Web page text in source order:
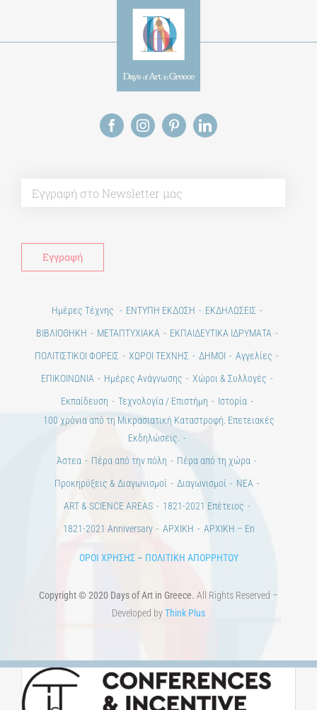
Ημέρες Τέχνης ΕΝΤΥΠΗ ΕΚΔΟΣΗ
ΕΚΔΗΛΩΣΕΙΣ
ΒΙΒΛΙΟΘΗΚΗ
ΜΕΤΑΠΤΥΧΙΑΚΑ
ΕΚΠΑΙΔΕΥΤΙΚΑ ΙΔΡΥΜΑΤΑ
ΠΟΛΙΤΙΣΤΙΚΟΙ ΦΟΡΕΙΣ
ΧΩΡΟΙ ΤΕΧΝΗΣ ΔΗΜΟΙ
Αγγελίες
ΕΠΙΚΟΙΝΩΝΙΑ
Ημέρες Ανάγνωσης
Χώροι & Συλλογές
Εκπαίδευση
Τεχνολογία / Επιστήμη
Ιστορία
100 χρόνια από τη Μικρασιατική Καταστροφή. Επετειακές
Εκδηλώσεις.
Άστεα
Πέρα από την πόλη
Πέρα από τη χώρα
Προκηρύξεις & Διαγωνισμοί
Διαγωνισμοί
ΝΕΑ
ART & SCIENCE AREAS
1821-2021 Επέτειος
1821-2021 Anniversary
ΑΡΧΙΚΗ ΑΡΧΙΚΗ – En
ΟΡΟΙ ΧΡΗΣΗΣ– ΠΟΛΙΤΙΚΗ ΑΠΟΡΡΗΤΟΥ
Copyright © 2020 Days of Art in Greece. All Rights Reserved –
Developed byThink Plus